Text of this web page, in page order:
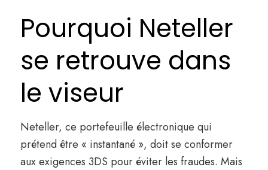
Pourquoi Neteller
se retrouve dans
le viseur
Neteller, ce portefeuille électronique qui
prétend être « instantané », doit se conformer
aux exigences 3DS pour éviter les fraudes. Mais